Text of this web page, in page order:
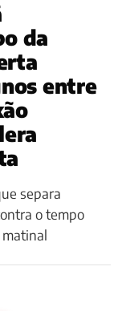
da
entre
separa
o tempo